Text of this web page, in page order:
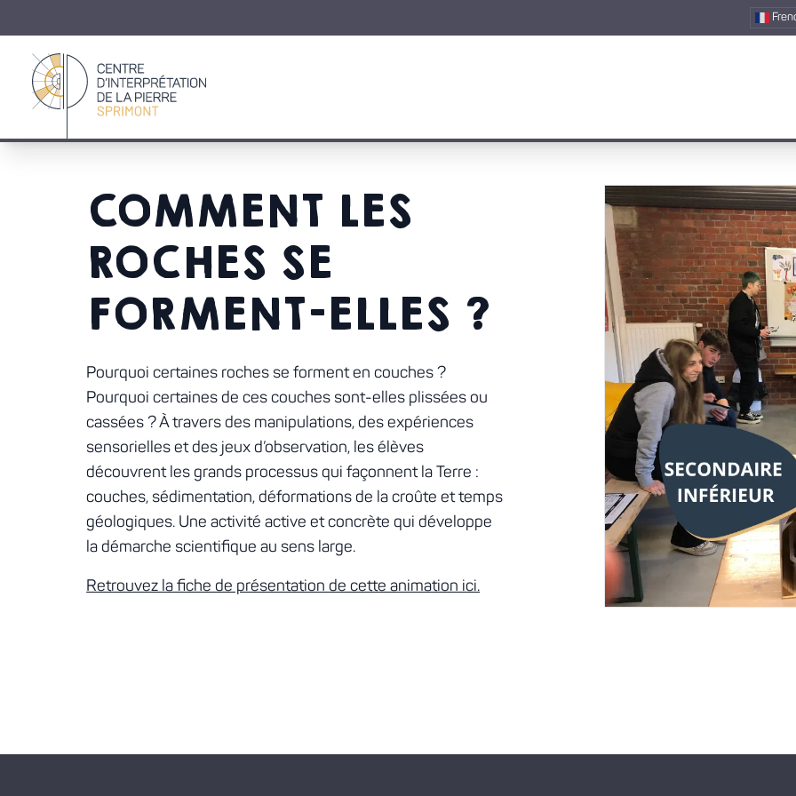
COMMENT LES
ROCHES SE
FORMENT-ELLES ?
Pourquoi certaines roches se forment en couches ?
Pourquoi certaines de ces couches sont-elles plissées ou
cassées ? À travers des manipulations, des expériences
sensorielles et des jeux d’observation, les élèves
découvrent les grands processus qui façonnent la Terre :
couches, sédimentation, déformations de la croûte et temps
géologiques. Une activité active et concrète qui développe
la démarche scientifique au sens large.
Retrouvez la fiche de présentation de cette animation ici.